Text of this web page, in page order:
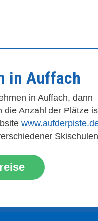
in Auffach
in Auffach, dann
die Anzahl der Plätze